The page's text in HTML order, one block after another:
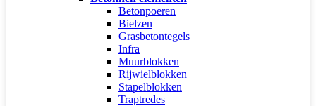
Betonpoeren
Bielzen
Grasbetontegels
Infra
Muurblokken
Rijwielblokken
Stapelblokken
Traptredes